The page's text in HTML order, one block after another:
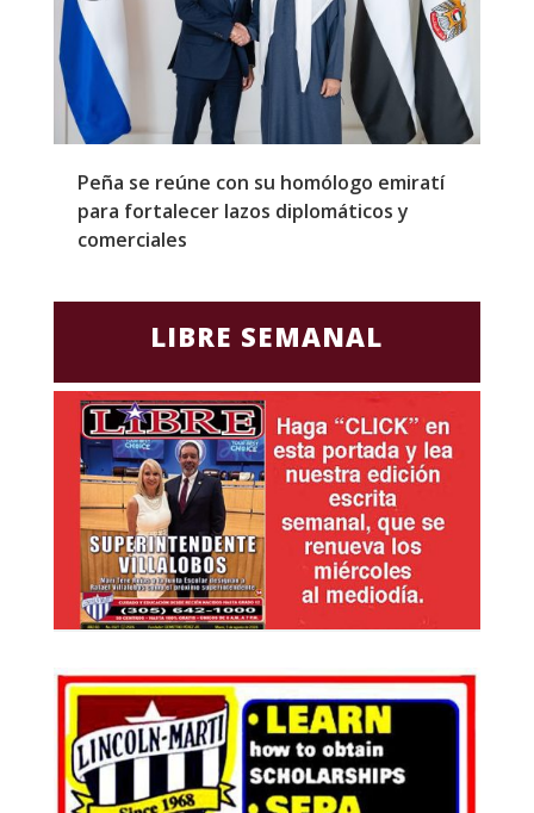
Peña se reúne con su homólogo emiratí
para fortalecer lazos diplomáticos y
comerciales
LIBRE SEMANAL